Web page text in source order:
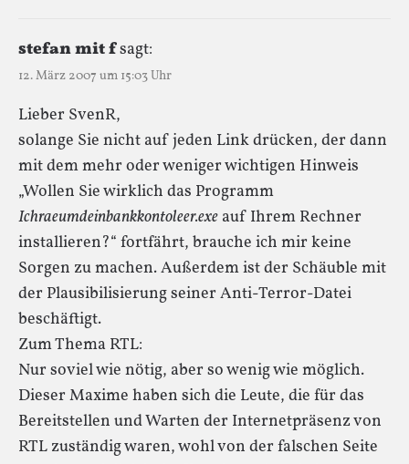
stefan mit fsagt:
12. März 2007 um 15:03 Uhr
Lieber SvenR,
solange Sie nicht auf jeden Link drücken, der dann
mit dem mehr oder weniger wichtigen Hinweis
„Wollen Sie wirklich das Programm
Ichraeumdeinbankkontoleer.exe auf Ihrem Rechner
installieren?“ fortfährt, brauche ich mir keine
Sorgen zu machen. Außerdem ist der Schäuble mit
der Plausibilisierung seiner Anti-Terror-Datei
beschäftigt.
Zum Thema RTL:
Nur soviel wie nötig, aber so wenig wie möglich.
Dieser Maxime haben sich die Leute, die für das
Bereitstellen und Warten der Internetpräsenz von
RTL zuständig waren, wohl von der falschen Seite